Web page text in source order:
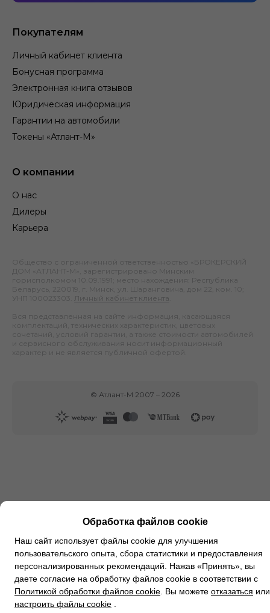
Покупателям
Личный кабинет клиента
Бонусная программа
Электронная книга отзывов
Юридическая информация
Гарантии на автомобили
Токены «Атлант-М»
О компании
О нас
Дилеры
Карьера
Общество с ограниченной ответственностью «БРОКЕРСКИЙ
ДОМ «АТЛАНТ-М», зарегистрировано Минским
горисполкомом 10.09.1991; место нахождения: Республика
Беларусь, 220019, г. Минск, ул. Шаранговича, дом 22, ком. 10;
УНП 100023303.
Личный кабинет клиента
Вся представленная на сайте информация, касающаяся
комплектаций, технических характеристик, цветовых
сочетаний, условий гарантии, а также стоимости автомобилей
и сервисного обслуживания носит информационный
характер и не является публичной офертой.
© Атлант-М 2007 – 2026
Обработка файлов cookie
Наш сайт использует файлы cookie для улучшения
пользовательского опыта, сбора статистики и предоставления
персонализированных рекомендаций. Нажав «Принять», вы
даете согласие на обработку файлов cookie в соответствии с
Политикой обработки файлов cookie . Вы можете отказаться или
настроить файлы cookie